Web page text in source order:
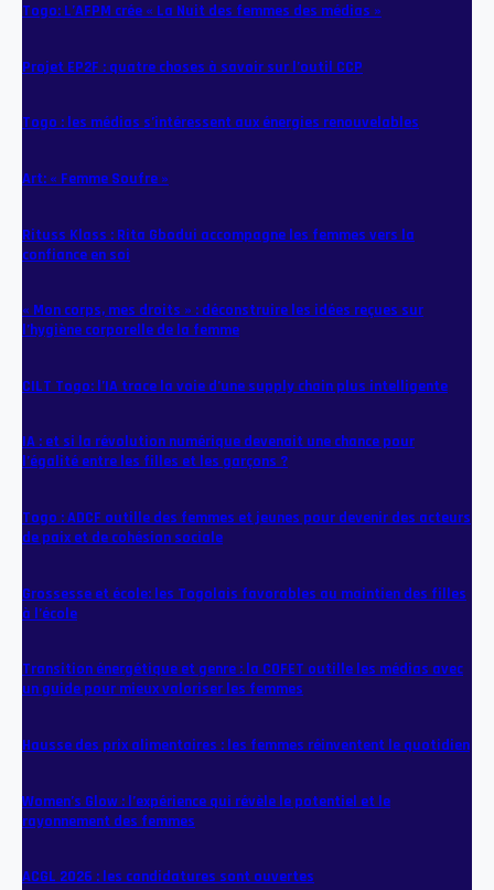
Togo: L’AFPM crée « La Nuit des femmes des médias »
Projet EP2F : quatre choses à savoir sur l’outil CCP
Togo : les médias s’intéressent aux énergies renouvelables
Art: « Femme Soufre »
Rituss Klass : Rita Gbodui accompagne les femmes vers la
confiance en soi
« Mon corps, mes droits » : déconstruire les idées reçues sur
l’hygiène corporelle de la femme
CILT Togo: l’IA trace la voie d’une supply chain plus intelligente
IA : et si la révolution numérique devenait une chance pour
l’égalité entre les filles et les garçons ?
Togo : ADCF outille des femmes et jeunes pour devenir des acteurs
de paix et de cohésion sociale
Grossesse et école: les Togolais favorables au maintien des filles
à l’école
Transition énergétique et genre : la COFET outille les médias avec
un guide pour mieux valoriser les femmes
Hausse des prix alimentaires : les femmes réinventent le quotidien
Women’s Glow : l’expérience qui révèle le potentiel et le
rayonnement des femmes
ACGL 2026 : les candidatures sont ouvertes